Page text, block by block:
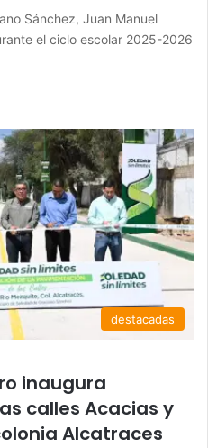
Sánchez, Juan Manuel
el ciclo escolar 2025-2026
destacadas
inaugura
calles Acacias y
Alcatraces